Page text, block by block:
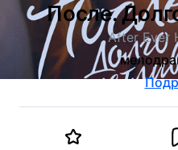
После.
After Ever